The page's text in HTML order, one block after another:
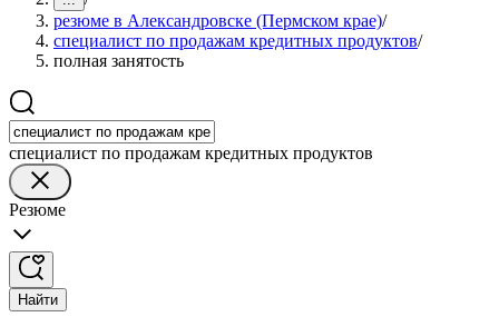
резюме в Александровске (Пермском крае)/
специалист по продажам кредитных продуктов/
полная занятость
специалист по продажам кредитных продуктов
Резюме
Найти